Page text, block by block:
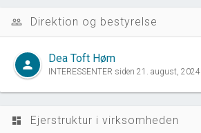
people_outline Direktion og bestyrelse
person Dea Toft Høm
INTERESSENTER siden 21. august, 2024
dashboard Ejerstruktur i virksomheden